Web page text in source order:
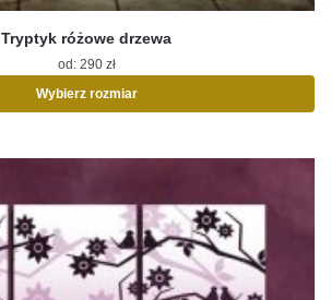
Tryptyk różowe drzewa
od: 290 zł
Wybierz rozmiar
wariantów.
można
wybrać
na